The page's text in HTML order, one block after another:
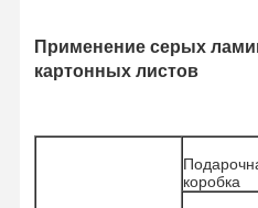
Смещенная бумага
Глянцевая бумага
Применение серых
картонных листов
коробка